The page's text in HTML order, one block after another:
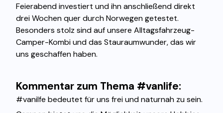
Feierabend investiert und ihn anschließend direkt
drei Wochen quer durch Norwegen getestet.
Besonders stolz sind auf unsere Alltagsfahrzeug-
Camper-Kombi und das Stauraumwunder, das wir
uns geschaffen haben.
Kommentar zum Thema #vanlife:
#vanilfe bedeutet für uns frei und naturnah zu sein.